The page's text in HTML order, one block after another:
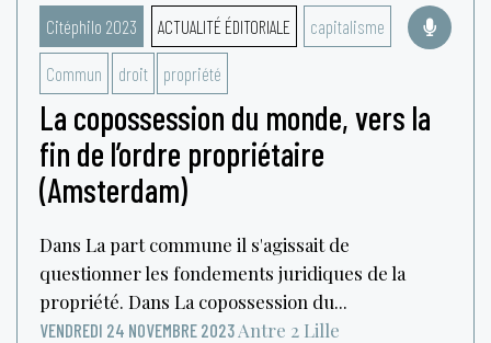
Citéphilo 2023 ACTUALITÉ ÉDITORIALE capitalisme
Commun droit propriété
La copossession du monde, vers la
fin de l’ordre propriétaire
(Amsterdam)
Dans La part commune il s'agissait de
questionner les fondements juridiques de la
propriété. Dans La copossession du...
VENDREDI 24 NOVEMBRE 2023 Antre 2 Lille